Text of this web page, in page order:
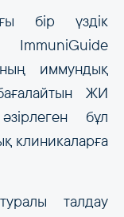
бір үздік
иммундық
ЖИ
бұл
клиникаларға
талдау